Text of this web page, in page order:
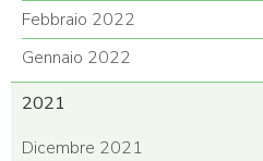
Febbraio 2022
Gennaio 2022
2021
Dicembre 2021